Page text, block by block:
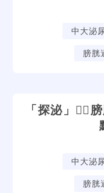
中大泌
膀胱
「探泌」🕵🏻‍
中大泌
膀胱